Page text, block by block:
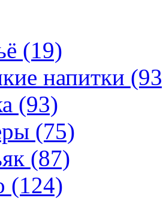
(19)
напитки
(93)
(75)
(87)
(124)